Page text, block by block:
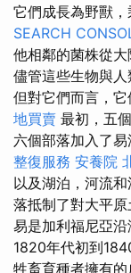
它們成長為野獸，
SEARCH
他相鄰的菌株從大
儘管這些生物與人
但對它們而言，
地買賣 最初，五
六個部落加入了
整復服務 安養院
以及湖泊，河流和
落抵制了對大平
易是加利福尼亞
1820年代初到
牲畜育種者擁有的